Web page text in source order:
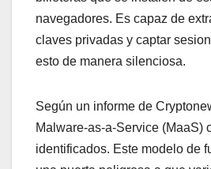
navegadores. Es capaz de
claves privadas y captar
esto de manera silenciosa.
Según un informe de
Malware-as-a-Service (MaaS)
identificados. Este modelo de